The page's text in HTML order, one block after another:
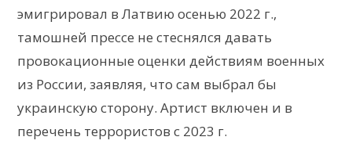
эмигрировал в Латвию осенью 2022 г.,
тамошней прессе не стеснялся давать
провокационные оценки действиям военных
из России, заявляя, что сам выбрал бы
украинскую сторону. Артист включен и в
перечень террористов с 2023 г.